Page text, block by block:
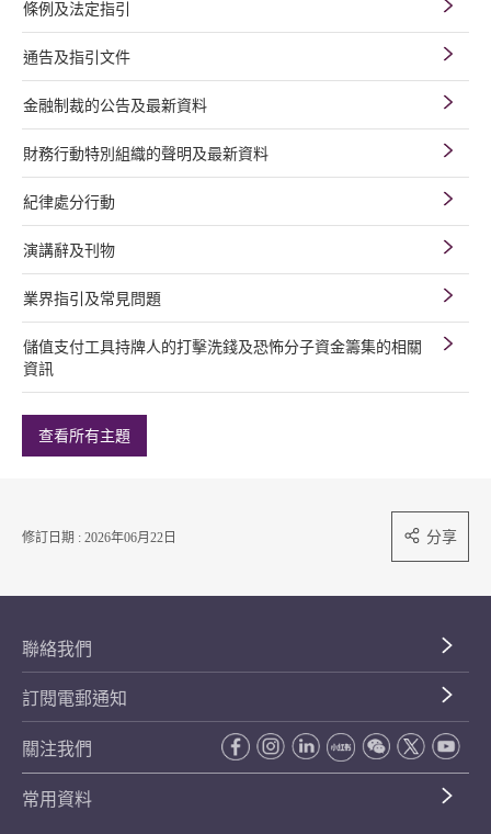
條例及法定指引
通告及指引文件
金融制裁的公告及最新資料
財務行動特別組織的聲明及最新資料
紀律處分行動
演講辭及刊物
業界指引及常見問題
儲值支付工具持牌人的打擊洗錢及恐怖分子資金籌集的相關
資訊
查看所有主題
修訂日期 : 2026年06月22日 分享
聯絡我們
訂閱電郵通知
關注我們
常用資料